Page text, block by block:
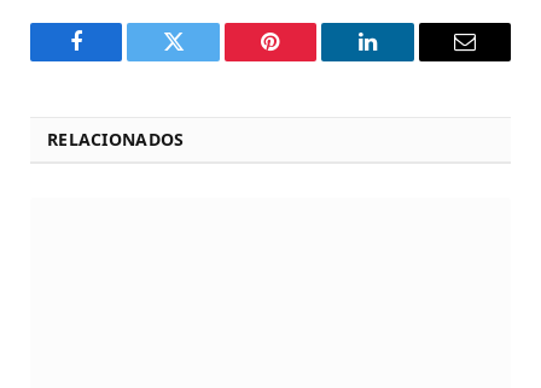
Facebook Twitter Pinterest LinkedIn Email
RELACIONADOS